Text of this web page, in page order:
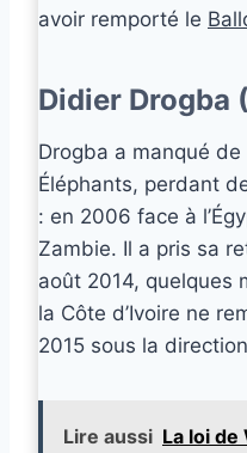
avoir remporté le
Didier Drogba
Drogba a manqué
Éléphants, perdant
: en 2006 face à
Zambie. Il a pris sa
août 2014, quelques
la Côte d’Ivoire ne
2015 sous la
Lire aussi La loi de